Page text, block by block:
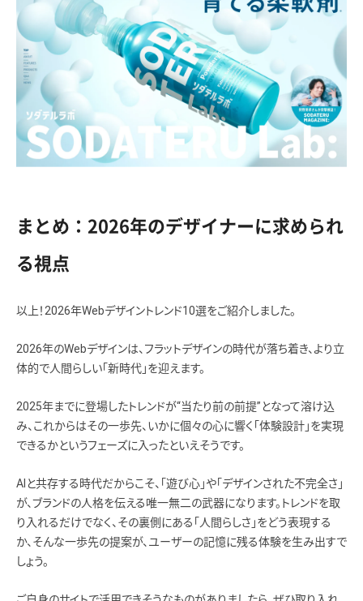
まとめ：2026年のデザイナーに求められ
る視点
以上！2026年Webデザイントレンド10選をご紹介しました。
2026年のWebデザインは、フラットデザインの時代が落ち着き、より立
体的で人間らしい「新時代」を迎えます。
2025年までに登場したトレンドが“当たり前の前提”となって溶け込
み、これからはその一歩先、いかに個々の心に響く「体験設計」を実現
できるかというフェーズに入ったといえそうです。
AIと共存する時代だからこそ、「遊び心」や「デザインされた不完全さ」
が、ブランドの人格を伝える唯一無二の武器になります。トレンドを取
り入れるだけでなく、その裏側にある「人間らしさ」をどう表現する
か、そんな一歩先の提案が、ユーザーの記憶に残る体験を生み出すで
しょう。